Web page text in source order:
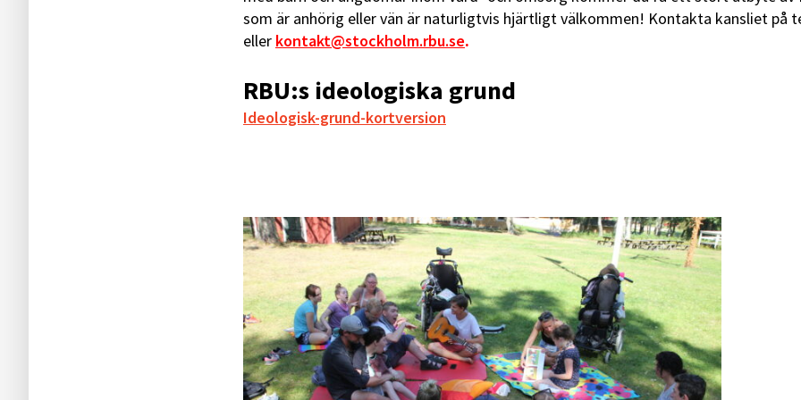
som är anhörig eller vän är naturligtvis hjärtligt välkommen! Kontakta kansliet på
eller kontakt@stockholm.rbu.se.
RBU:s ideologiska grund
Ideologisk-grund-kortversion